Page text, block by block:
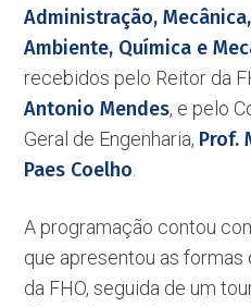
Administração,
Ambiente, Química e
recebidos pelo Reitor da
Antonio Mendes, e pelo
Geral de Engenharia, Prof.
Paes Coelho
A programação contou
que apresentou as
da FHO, seguida de um